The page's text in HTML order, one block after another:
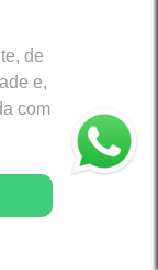
de
e,
com